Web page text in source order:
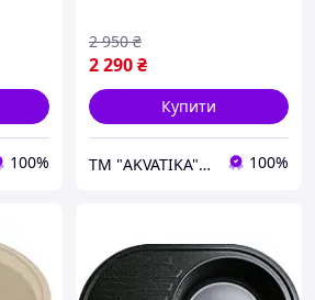
100%
2 290₴
2 950 ₴
Купити
ТМ "AKVATIKA" интернет-магазин виробника 100%